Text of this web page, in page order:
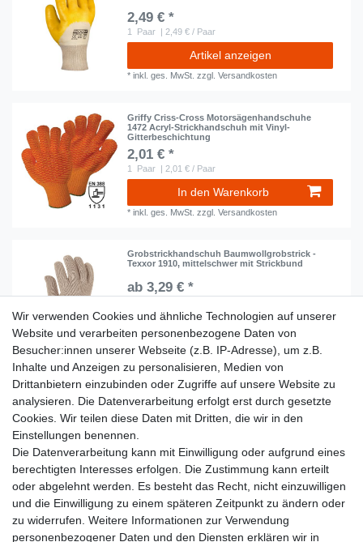
2,49 € *
1 Paar | 2,49 € / Paar
Artikel anzeigen
*inkl. ges. MwSt. zzgl.Versandkosten
Griffy Criss-Cross Motorsägenhandschuhe
1472 Acryl-Strickhandschuh mit Vinyl-
Gitterbeschichtung
2,01 € *
1 Paar | 2,01 € / Paar
In den Warenkorb
*inkl. ges. MwSt. zzgl.Versandkosten
Grobstrickhandschuh Baumwollgrobstrick -
Texxor 1910, mittelschwer mit Strickbund
ab 3,29 € *
Artikel anzeigen
*inkl. ges. MwSt.zzgl.Versandkosten
1 2 3
Lieferzeit etwa 1 bis 3 Werktage
Ab 89 € Kostenloser Versand
14 Tage Rückgaberecht
Wir verwenden Cookies und ähnliche Technologien auf unserer
Website und verarbeiten personenbezogene Daten von
Besucher:innen unserer Webseite (z.B. IP-Adresse), um z.B.
Inhalte und Anzeigen zu personalisieren, Medien von
Drittanbietern einzubinden oder Zugriffe auf unsere Website zu
analysieren. Die Datenverarbeitung erfolgt erst durch gesetzte
Cookies. Wir teilen diese Daten mit Dritten, die wir in den
Einstellungen benennen.
Die Datenverarbeitung kann mit Einwilligung oder aufgrund eines
berechtigten Interesses erfolgen. Die Zustimmung kann erteilt
oder abgelehnt werden. Es besteht das Recht, nicht einzuwilligen
und die Einwilligung zu einem späteren Zeitpunkt zu ändern oder
zu widerrufen. Weitere Informationen zur Verwendung
personenbezogener Daten und den Diensten erklären wir in